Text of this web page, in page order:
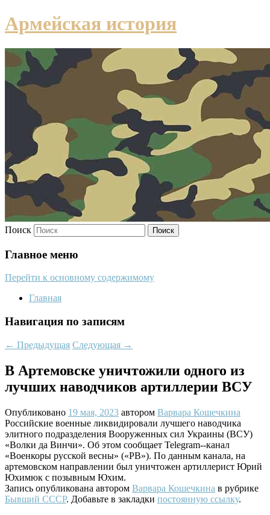
Армейская история
Поиск
Главное меню
Перейти к основному содержимому
Главная
Навигация по записям
← Предыдущая Следующая →
В Артемовске уничтожили одного из
лучших наводчиков артиллерии ВСУ
Опубликовано 19 мая, 2023 автором Варвара Кошечкина
Российские военные ликвидировали лучшего наводчика
элитного подразделения Вооруженных сил Украины (ВСУ)
«Волки да Винчи». Об этом сообщает Telegram--канал
«Военкоры русской весны» («РВ»). По данным канала, на
артемовском направлении был уничтожен артиллерист Юрий
Юхимюк с позывным Юхим.
Запись опубликована автором Варвара Кошечкина в рубрике
Бывший СССР. Добавьте в закладки постоянную ссылку.